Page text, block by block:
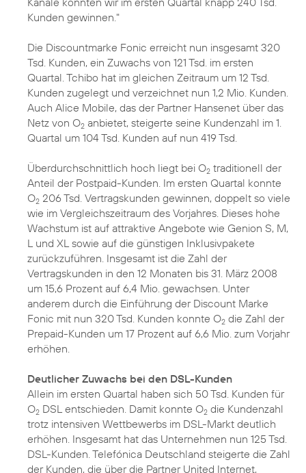
Kunden gewinnen."
Die Discountmarke Fonic erreicht nun insgesamt 320
Tsd. Kunden, ein Zuwachs von 121 Tsd. im ersten
Quartal. Tchibo hat im gleichen Zeitraum um 12 Tsd.
Kunden zugelegt und verzeichnet nun 1,2 Mio. Kunden.
Auch Alice Mobile, das der Partner Hansenet über das
Netz von O2 anbietet, steigerte seine Kundenzahl im 1.
Quartal um 104 Tsd. Kunden auf nun 419 Tsd.
Überdurchschnittlich hoch liegt bei O2 traditionell der
Anteil der Postpaid-Kunden. Im ersten Quartal konnte
O2 206 Tsd. Vertragskunden gewinnen, doppelt so viele
wie im Vergleichszeitraum des Vorjahres. Dieses hohe
Wachstum ist auf attraktive Angebote wie Genion S, M,
L und XL sowie auf die günstigen Inklusivpakete
zurückzuführen. Insgesamt ist die Zahl der
Vertragskunden in den 12 Monaten bis 31. März 2008
um 15,6 Prozent auf 6,4 Mio. gewachsen. Unter
anderem durch die Einführung der Discount Marke
Fonic mit nun 320 Tsd. Kunden konnte O2 die Zahl der
Prepaid-Kunden um 17 Prozent auf 6,6 Mio. zum Vorjahr
erhöhen.
Deutlicher Zuwachs bei den DSL-Kunden
Allein im ersten Quartal haben sich 50 Tsd. Kunden für
O2 DSL entschieden. Damit konnte O2 die Kundenzahl
trotz intensiven Wettbewerbs im DSL-Markt deutlich
erhöhen. Insgesamt hat das Unternehmen nun 125 Tsd.
DSL-Kunden. Telefónica Deutschland steigerte die Zahl
der Kunden, die über die Partner United Internet,